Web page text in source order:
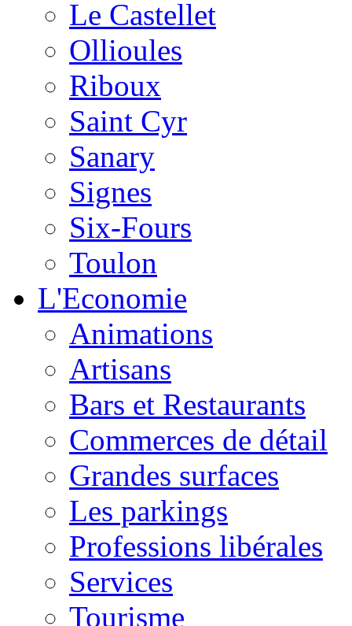
Le Castellet
Ollioules
Riboux
Saint Cyr
Sanary
Signes
Six-Fours
Toulon
L'Economie
Animations
Artisans
Bars et Restaurants
Commerces de détail
Grandes surfaces
Les parkings
Professions libérales
Services
Tourisme